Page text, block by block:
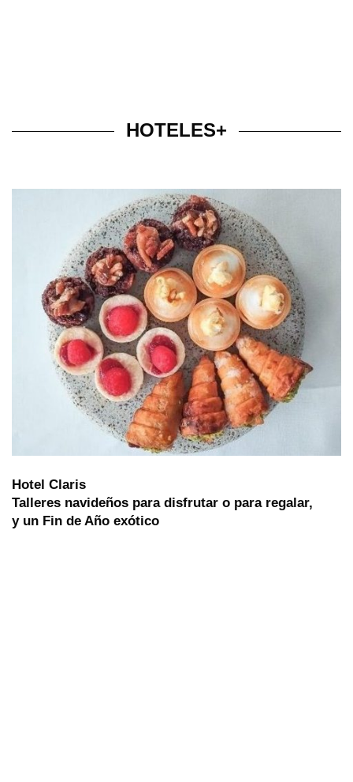
HOTELES+
Hotel Claris
Talleres navideños para disfrutar o para regalar,
y un Fin de Año exótico